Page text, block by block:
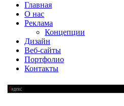
Главная
О нас
Реклама
Концепции
Дизайн
Веб-сайты
Портфолио
Контакты